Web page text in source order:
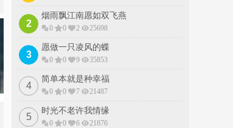
烟雨飘江南愿如双飞燕
0 0 2 25698
愿做一只凌风的蝶
0 0 9 35853
简单本就是种幸福
0 0 7 21487
时光不老许我情缘
0 0 6 21876
2
3
4
5